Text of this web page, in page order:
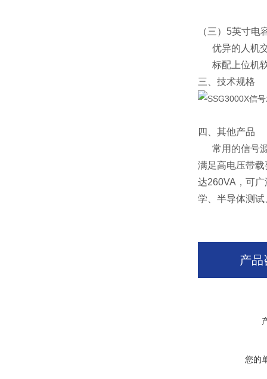
（三）5英寸电
优异的人机
标配上位机
三、技术规格
四、其他产品
常用的信号源
满足高电压带
达260VA，可
学、半导体测
产品
您的